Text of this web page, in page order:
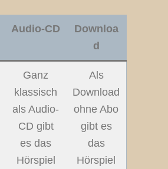
Audio-CD
Downloa
d
Ganz
klassisch
als Audio-
CD gibt
es das
Hörspiel
Als
Download
ohne Abo
gibt es
das
Hörspiel